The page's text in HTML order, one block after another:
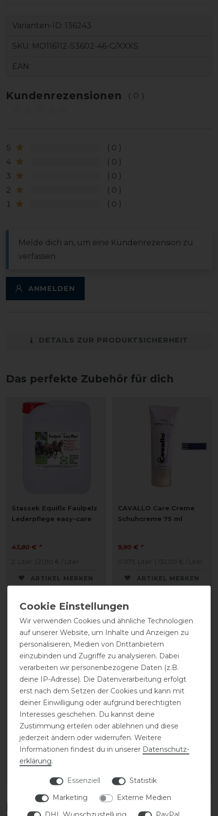
Varianten-ID: 136243
SKU: MO116112-S3602-46-C/XXXS
EAN:
Kundenrezensionen (0)
5
0
4
0
3
0
2
0
1
0
Melde dich an, um eine Kundenrezension zu
verfassen.
ANMELDEN
DETAILS ZUR PRODUKTSICHERHEIT
Das perfekte Zubehör für dich
Stassek Equifix Faulpelz
Lederpflege easy-care
43,80 € *
2 Liter | 21,90 € / Liter
ARTIKEL MERKEN
CAVALLO Care Creme
Schuhcreme 75 ml
9,90 € *
0.075 Liter | 132,00 € / Liter
ARTIKEL MERKEN
CAVALLO Care Creme
Schuhcreme 75 ml
9,90 € *
0.075 Liter
CAVALLO Care Creme
Schuhcreme 75 ml
Diese Produkte könnten dich auch
Wir verwenden Cookies und ähnliche Technologien
auf unserer Website, um Inhalte und Anzeigen zu
personalisieren, Medien von Drittanbietern
einzubinden und Zugriffe zu analysieren. Dabei
verarbeiten wir personenbezogene Daten (z.B.
deine IP-Adresse). Die Datenverarbeitung erfolgt
erst nach dem Setzen der Cookies und kann mit
deiner Einwilligung oder aufgrund berechtigten
Interesses geschehen. Du kannst deine
Zustimmung erteilen oder ablehnen und diese
jederzeit ändern oder widerrufen. Weitere
Informationen findest du in unserer Daten­schutz­
erklärung.
Essenziell
Statistik
Marketing
Externe Medien
DHL Wunschzustellung
PayPal